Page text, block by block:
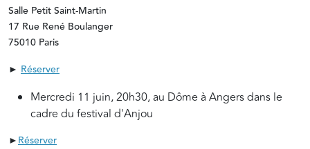
Salle Petit Saint-Martin
17 Rue René Boulanger
75010 Paris
► Réserver
Mercredi 11 juin, 20h30, au Dôme à Angers dans le
cadre du festival d'Anjou
►Réserver